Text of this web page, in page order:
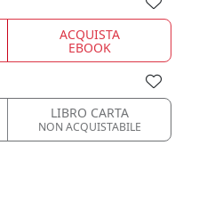
ACQUISTA
EBOOK
LIBRO CARTA
NON ACQUISTABILE